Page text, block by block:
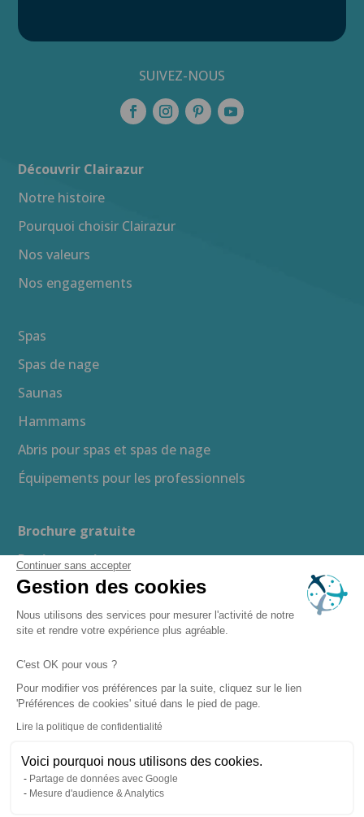
Continuer sans accepter
Gestion des cookies
Nous utilisons des services pour mesurer l'activité de notre
site et rendre votre expérience plus agréable.
C'est OK pour vous ?
Pour modifier vos préférences par la suite, cliquez sur le lien
'Préférences de cookies' situé dans le pied de page.
Lire la politique de confidentialité
Voici pourquoi nous utilisons des cookies.
Partage de données avec Google
Mesure d'audience & Analytics
SUIVEZ-NOUS
Découvrir Clairazur
Notre histoire
Pourquoi choisir Clairazur
Nos valeurs
Nos engagements
Spas
Spas de nage
Saunas
Hammams
Abris pour spas et spas de nage
Équipements pour les professionnels
Brochure gratuite
Devis gratuit
Guide d’achat
Espace presse
Boutique en ligne
2026 Clairazur Spa